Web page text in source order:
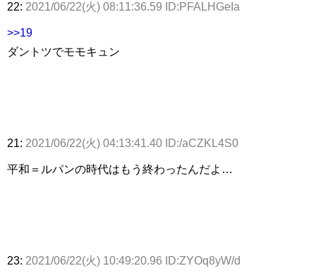
22: 2021/06/22(火) 08:11:36.59 ID:PFALHGeIa
>>19
ダントツでモモキュン
21: 2021/06/22(火) 04:13:41.40 ID:/aCZKL4S0
平和＝ルパンの時代はもう終わったんだよ…
23: 2021/06/22(火) 10:49:20.96 ID:ZYOq8yW/d